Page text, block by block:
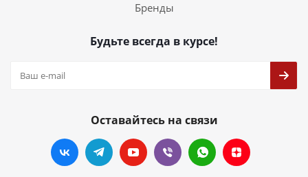
Бренды
Будьте всегда в курсе!
Оставайтесь на связи